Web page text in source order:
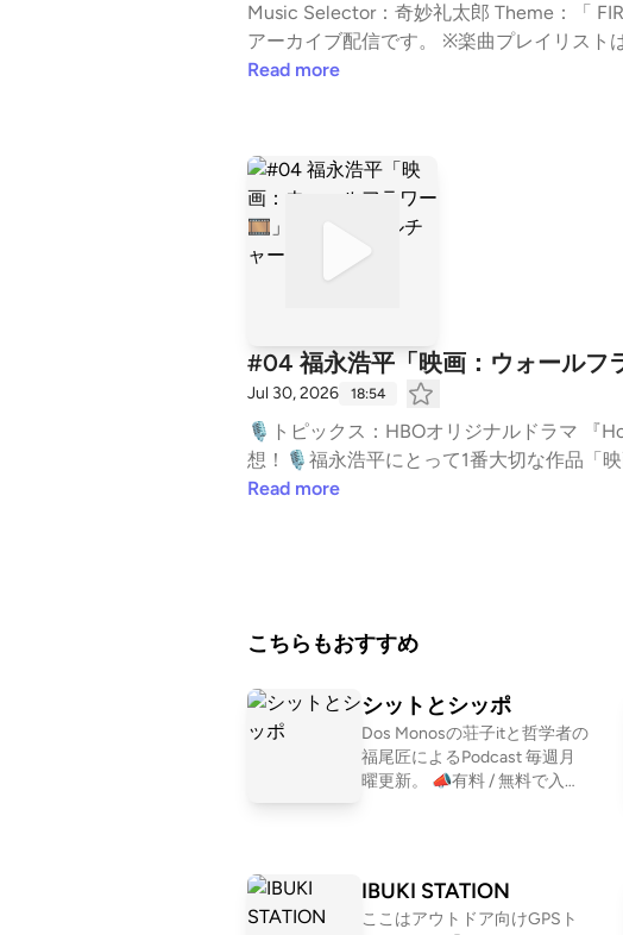
Music Selector：奇妙礼太郎 Theme：「 FIRST SHOCK ROCK'N ROLL 」 ※2026年7月に『CITY CHILL CLUB』で放送した内容の
アーカイブ配信です。 ※楽曲プレイリストは、「Spotify」「Apple Music」にてお楽しみいただけます。 ※「Spotify」「Apple M
usic」内で取り扱いのない楽曲もございますので、ご了承ください。 ◇奇妙礼太
Read more
#04 福永浩平「映画：ウォール
Jul 30, 2026 18:54
🎙️トピックス：HBOオリジナルドラマ 『
想！🎙️福永浩平にとって1番大切な作品「
を描いている作品🎙️ぜひチェックして感想メッ
lture Club」バンド「雨のパレード」ボー
に、クロスオーバーする音楽をお届けします･:*+ OA：毎週 木
ュージックプログラム「CITY CHILL
報⁠⁠⁠⁠⁠⁠⁠⁠※2026年7月23日(木)に放送した内容の
ices. Visit podcastchoices.com/adchoices
Read more
こちらもおすすめ
シットとシッポ
Dos Monosの荘子itと哲学者の
福尾匠によるPodcast 毎週月
曜更新。 📣有料 / 無料で入れ
荘子it @ZoZhit 福尾匠 @twee
tingtakumi 📩シットとシッポ
IBUKI STATION
ここはアウトドア向けGPSト